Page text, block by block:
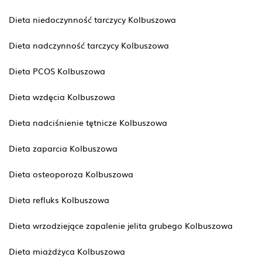
Dieta niedoczynność tarczycy Kolbuszowa
Dieta nadczynność tarczycy Kolbuszowa
Dieta PCOS Kolbuszowa
Dieta wzdęcia Kolbuszowa
Dieta nadciśnienie tętnicze Kolbuszowa
Dieta zaparcia Kolbuszowa
Dieta osteoporoza Kolbuszowa
Dieta refluks Kolbuszowa
Dieta wrzodziejące zapalenie jelita grubego Kolbuszowa
Dieta miażdżyca Kolbuszowa